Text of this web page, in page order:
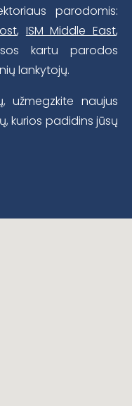
parodomis:
, ISM Middle East,
kartu parodos
lankytojų.
užmegzkite naujus
kurios padidins jūsų